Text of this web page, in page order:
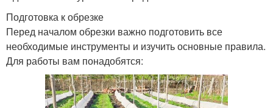
Подготовка к обрезке
Перед началом обрезки важно подготовить все
необходимые инструменты и изучить основные правила.
Для работы вам понадобятся: